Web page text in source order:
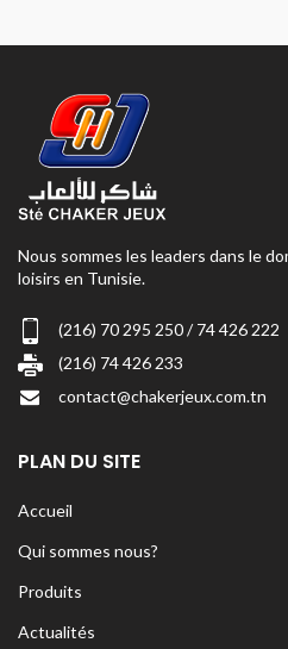
Nous sommes les leaders dans le
loisirs en Tunisie.
(216) 70 295 250 / 74 426 222
(216) 74 426 233
contact@chakerjeux.com.tn
PLAN DU SITE
Accueil
Qui sommes nous?
Produits
Actualités